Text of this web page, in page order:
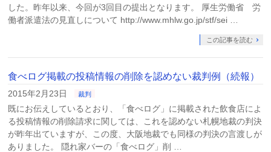
した。昨年以来、今回が3回目の提出となります。 厚生労働省 労
働者派遣法の見直しについて http://www.mhlw.go.jp/stf/sei …
この記事を読む
食べログ掲載の投稿情報の削除を認めない裁判例（続報）
2015年2月23日 裁判
既にお伝えしているとおり、「食べログ」に掲載された飲食店によ
る投稿情報の削除請求に関しては、これを認めない札幌地裁の判決
が昨年出ていますが、この度、大阪地裁でも同様の判決の言渡しが
ありました。 隠れ家バーの「食べログ」削 …